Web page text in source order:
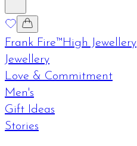
Frank Fire™High Jewellery
Jewellery
Love & Commitment
Men's
Gift Ideas
Stories